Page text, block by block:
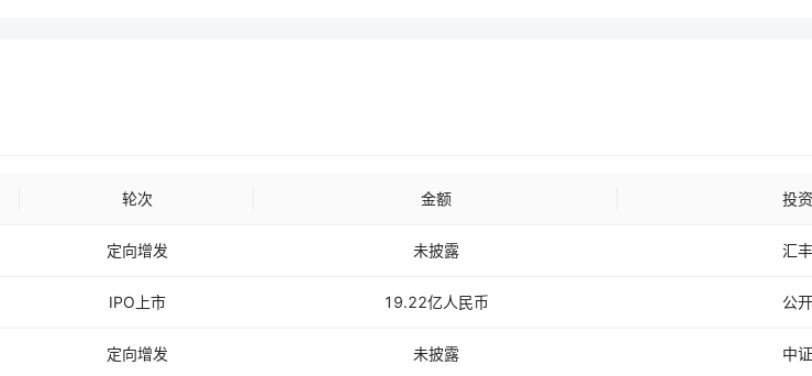
轮次 金额 投
定向增发 未披露 汇
IPO上市 19.22亿人民币 公
定向增发 未披露 中